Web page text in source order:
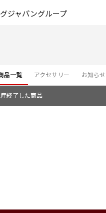
ジャパングループ
品一覧 アクセサリー お知らせ
終了した商品